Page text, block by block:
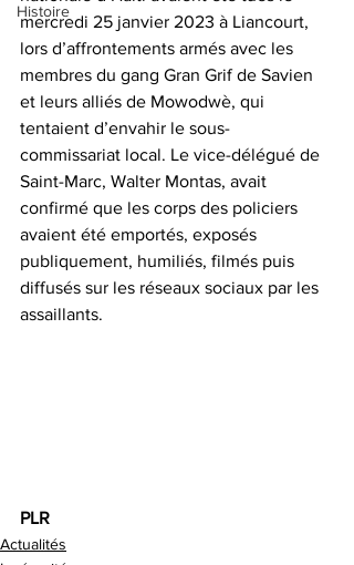
Histoire
mercredi 25 janvier 2023 à Liancourt,
lors d’affrontements armés avec les
membres du gang Gran Grif de Savien
et leurs alliés de Mowodwè, qui
tentaient d’envahir le sous-
commissariat local. Le vice-délégué de
Saint-Marc, Walter Montas, avait
confirmé que les corps des policiers
avaient été emportés, exposés
publiquement, humiliés, filmés puis
diffusés sur les réseaux sociaux par les
assaillants.
PLR
Actualités